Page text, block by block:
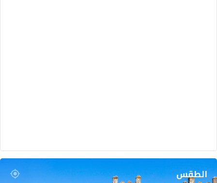
الطقس